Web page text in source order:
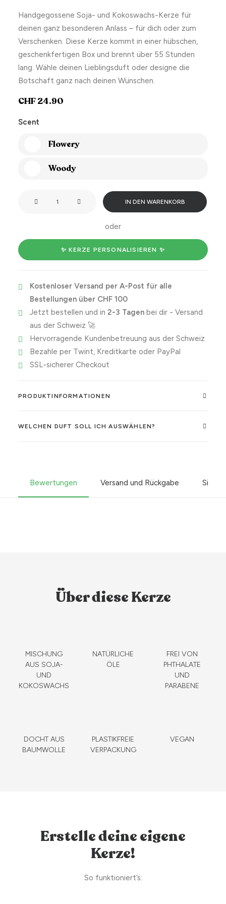
Handgegossene Soja- und Kokoswachs-Kerze für
deinen ganz besonderen Anlass – für dich oder zum
Verschenken. Diese Kerze kommt in einer hübschen,
geschenkfertigen Box und brennt über 55 Stunden
lang. Wähle deinen Lieblingsduft oder designe die
Botschaft ganz nach deinen Wünschen.
CHF24.90
Scent
Flowery
Woody
to
be
Menge
IN DEN WARENKORB
oder
✨ KERZE PERSONALISIEREN ✨
Kostenloser Versand per A-Post für alle
Bestellungen über CHF 100
Jetzt bestellen und in 2-3 Tagenbei dir - Versand
aus der Schweiz 🚀
Hervorragende Kundenbetreuung aus der Schweiz
Bezahle per Twint, Kreditkarte oder PayPal
SSL-sicherer Checkout
PRODUKTINFORMATIONEN
WELCHEN DUFT SOLL ICH AUSWÄHLEN?
Bewertungen Versand und Rückgabe
Über diese Kerze
MISCHUNG
AUS SOJA-
UND
KOKOSWACHS
NATÜRLICHE
ÖLE
FREI VON
PHTHALATE
UND
PARABENE
DOCHT AUS
BAUMWOLLE
PLASTIKFREIE
VERPACKUNG
VEGAN
Erstelle deine eigene
Kerze!
So funktioniert’s: